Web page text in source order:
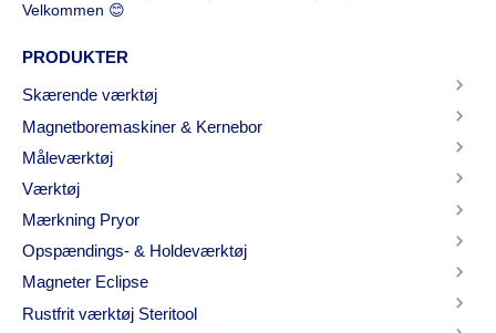
Velkommen 😊
PRODUKTER
Skærende værktøj
Magnetboremaskiner & Kernebor
Måleværktøj
Værktøj
Mærkning Pryor
Opspændings- & Holdeværktøj
Magneter Eclipse
Rustfrit værktøj Steritool